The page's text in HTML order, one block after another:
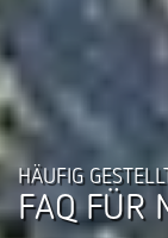
HÄUFIG
FAQ FÜR